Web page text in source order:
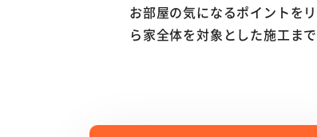
お部屋の気になるポイントを
ら家全体を対象とした施工ま